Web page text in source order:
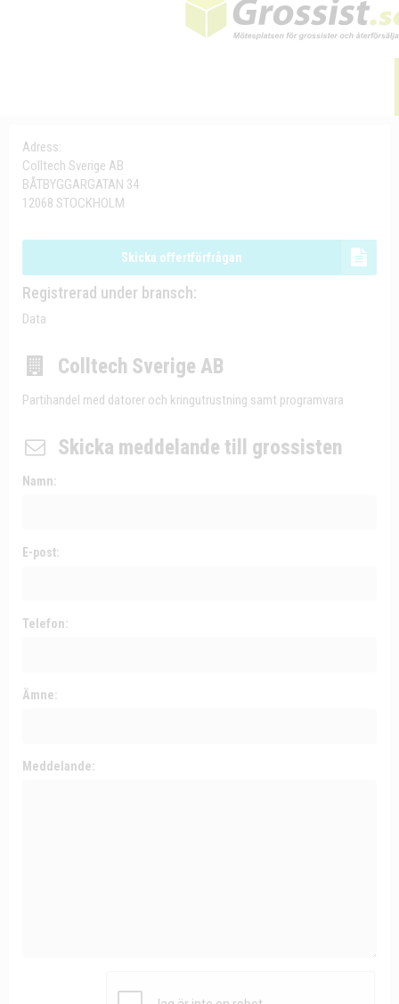
Adress:
Colltech Sverige AB
BÅTBYGGARGATAN 34
12068 STOCKHOLM
Skicka offertförfrågan
Registrerad under bransch:
Data
Colltech Sverige AB
Partihandel med datorer och kringutrustning samt programvara
Skicka meddelande till grossisten
Namn:
E-post:
Telefon:
Ämne:
Meddelande: